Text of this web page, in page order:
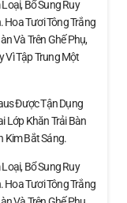
Bổ Sung Ruy
Hoa Tươi Tông Trắng
Và Trên Ghế Phụ,
Vì Tập Trung Một
Được Tận Dụng
Lớp Khăn Trải Bàn
Kim Bắt Sáng.
Bổ Sung Ruy
Hoa Tươi Tông Trắng